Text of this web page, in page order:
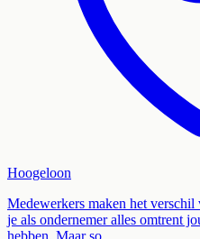
Hoogeloon
Medewerkers maken het
je als ondernemer alles omtrent